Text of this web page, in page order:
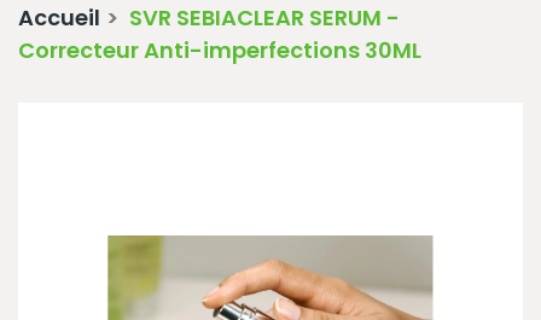
Accueil
SVR SEBIACLEAR SERUM -
Correcteur Anti-imperfections 30ML